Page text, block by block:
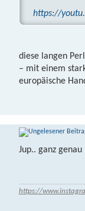
https://
diese langen
– mit einem
europäische
Jup.. ganz genau
https://